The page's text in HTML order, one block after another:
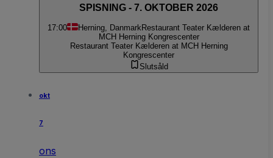
SPISNING - 7. OKTOBER 2026
17:00 Herning, Danmark Restaurant Teater Kælderen at
MCH Herning Kongrescenter
Restaurant Teater Kælderen at MCH Herning
Kongrescenter
Slutsåld
okt
7
ons